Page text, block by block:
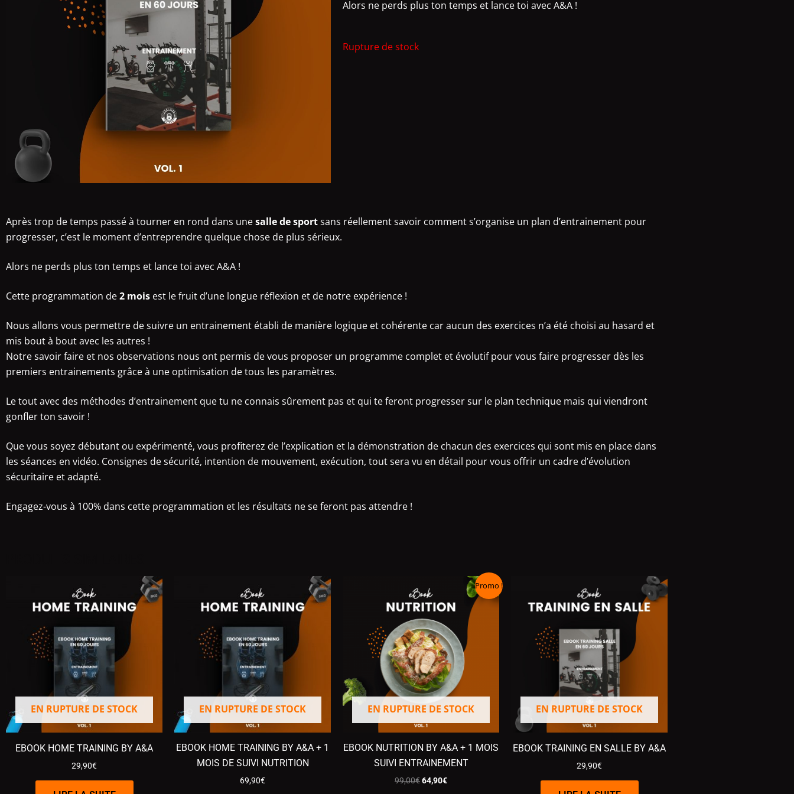
Alors ne perds plus ton temps et lance toi avec A&A !
Rupture de stock
Après trop de temps passé à tourner en rond dans unesalle de sportsans réellement savoir comment s’organise un plan d’entrainement pour
progresser, c’est le moment d’entreprendre quelque chose de plus sérieux.
Alors ne perds plus ton temps et lance toi avec A&A !
Cette programmation de2 mois est le fruit d’une longue réflexion et de notre expérience !
Nous allons vous permettre de suivre un entrainement établi de manière logique et cohérente car aucun des exercices n’a été choisi au hasard et
mis bout à bout avec les autres !
Notre savoir faire et nos observations nous ont permis de vous proposer un programme complet et évolutif pour vous faire progresser dès les
premiers entrainements grâce à une optimisation de tous les paramètres.
Le tout avec des méthodes d’entrainement que tu ne connais sûrement pas et qui te feront progresser sur le plan technique mais qui viendront
gonfler ton savoir !
Que vous soyez débutant ou expérimenté, vous profiterez de l’explication et la démonstration de chacun des exercices qui sont mis en place dans
les séances en vidéo. Consignes de sécurité, intention de mouvement, exécution, tout sera vu en détail pour vous offrir un cadre d’évolution
sécuritaire et adapté.
Engagez-vous à 100% dans cette programmation et les résultats ne se feront pas attendre !
EN RUPTURE DE STOCK
EBOOK HOME TRAINING BY A&A
29,90€
EN RUPTURE DE STOCK
EBOOK HOME TRAINING BY A&A + 1
MOIS DE SUIVI NUTRITION
69,90€
Promo !
EN RUPTURE DE STOCK
EBOOK NUTRITION BY A&A + 1 MOIS
SUIVI ENTRAINEMENT
99,00€
PRIX
INITIAL
ÉTAIT :
99,00€.
64,90€
ACTUEL
EST :
64,90€.
EN RUPTURE DE STOCK
EBOOK TRAINING EN SALLE BY A&A
29,90€